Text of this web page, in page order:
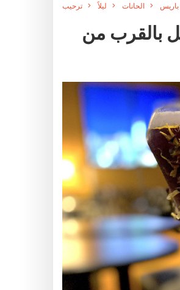
ترحيب ليلاً الحانات باريس
بالقرب من